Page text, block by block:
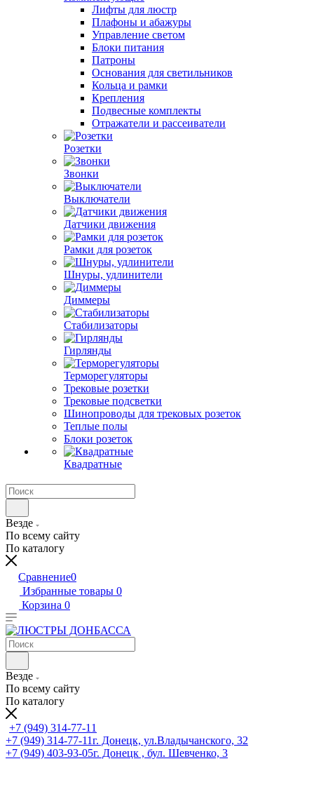
Лифты для люстр
Плафоны и абажуры
Управление светом
Блоки питания
Патроны
Основания для светильников
Кольца и рамки
Крепления
Подвесные комплекты
Отражатели и рассеиватели
Розетки
Звонки
Выключатели
Датчики движения
Рамки для розеток
Шнуры, удлинители
Диммеры
Стабилизаторы
Гирлянды
Терморегуляторы
Трековые розетки
Трековые подсветки
Шинопроводы для трековых розеток
Теплые полы
Блоки розеток
Квадратные
Везде
По всему сайту
По каталогу
Сравнение0
Избранные товары 0
Корзина 0
Везде
По всему сайту
По каталогу
+7 (949) 314-77-11
+7 (949) 314-77-11г. Донецк, ул.Владычанского, 32
+7 (949) 403-93-05г. Донецк , бул. Шевченко, 3